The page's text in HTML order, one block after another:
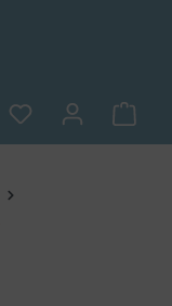
Du hast 0